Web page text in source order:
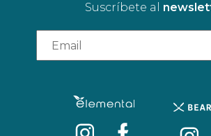
Suscríbete al